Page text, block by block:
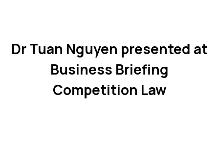
Dr Tuan Nguyen presented at
Business Briefing
Competition Law